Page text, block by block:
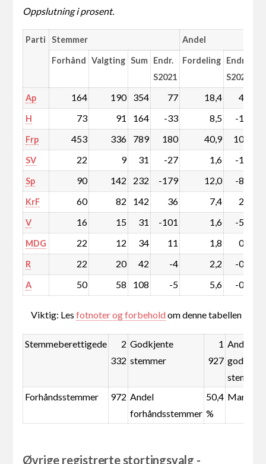
Oppslutning i prosent.
Parti Stemmer Andel
Forhånd Valgting Sum Endr.
S2021
Fordeling Endr.
S2021
Ap 164 190 354 77 18,4 4,3
H 73 91 164 -33 8,5 -1,5
Frp 453 336 789 180 40,9 10,1
SV 22 9 31 -27 1,6 -1,3
Sp 90 142 232 -179 12,0 -8,8
KrF 60 82 142 36 7,4 2,0
V 16 15 31 -101 1,6 -5,1
MDG 22 12 34 11 1,8 0,6
R 22 20 42 -4 2,2 -0,2
A 50 58 108 -5 5,6 -0,1
Viktig: Lesfotnoter og forbeholdom denne tabellen
Stemmeberettigede
2
332
Godkjente
stemmer
1
927
Andel
stemmer
Forhåndsstemmer
972 Andel
forhåndsstemmer
50,4
%
Øvrige registrerte stortingsvalg -